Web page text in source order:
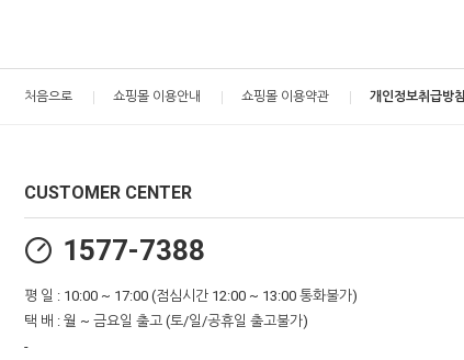
처음으로 쇼핑몰 이용안내 쇼핑몰 이용약관 개인정보취급방침
CUSTOMER CENTER
1577-7388
평 일 : 10:00 ~ 17:00 (점심시간 12:00 ~ 13:00 통화불가)
택 배 : 월 ~ 금요일 출고 (토/일/공휴일 출고불가)
-